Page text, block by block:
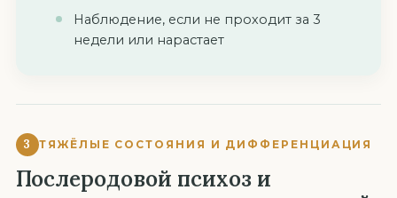
Наблюдение, если не проходит за 3
недели или нарастает
3 ТЯЖЁЛЫЕ СОСТОЯНИЯ И ДИФФЕРЕНЦИАЦИЯ
Послеродовой психоз и